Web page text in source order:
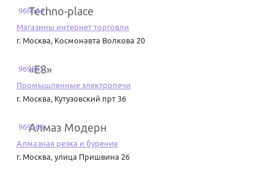
969564
Techno-place
Магазины интернет торговли
г. Москва, Космонавта Волкова 20
969565
«Е8»
Промышленные электропечи
г. Москва, Кутузовский прт 36
969566
Алмаз Модерн
Алмазная резка и бурение
г. Москва, улица Пришвина 26